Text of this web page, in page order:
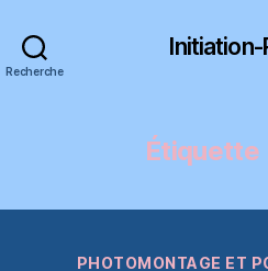
Recherche
Étiquette
PHOTOMONTAGE ET